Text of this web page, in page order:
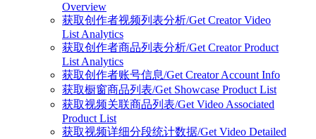
Overview
获取创作者视频列表分析/Get Creator Video
List Analytics
获取创作者商品列表分析/Get Creator Product
List Analytics
获取创作者账号信息/Get Creator Account Info
获取橱窗商品列表/Get Showcase Product List
获取视频关联商品列表/Get Video Associated
Product List
获取视频详细分段统计数据/Get Video Detailed